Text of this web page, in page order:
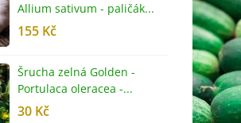
Allium sativum - paličák...
155 Kč
Šrucha zelná Golden -
Portulaca oleracea -...
30 Kč